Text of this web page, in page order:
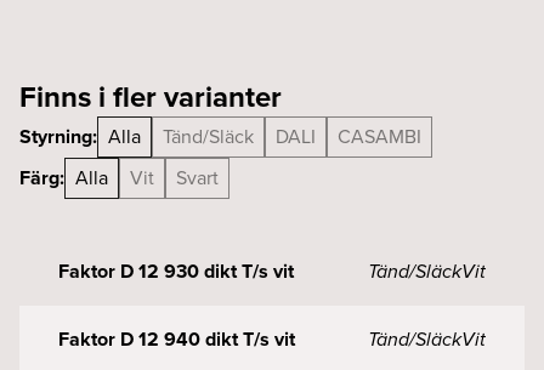
Finns i fler varianter
Styrning: Alla Tänd/Släck DALI
CASAMBI
Färg: Alla Vit Svart
Faktor D 12 930 dikt T/s vit Tänd/SläckVit
Faktor D 12 940 dikt T/s vit Tänd/SläckVit